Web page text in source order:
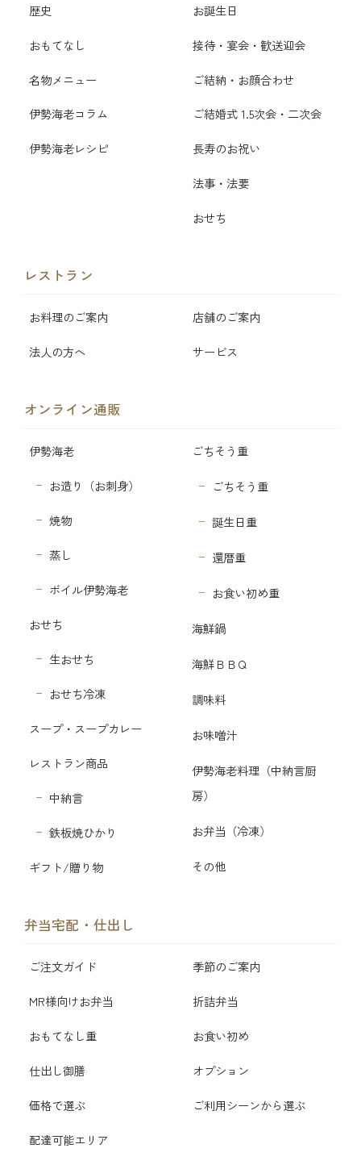
歴史
おもてなし
名物メニュー
伊勢海老コラム
伊勢海老レシピ
お誕生日
接待・宴会・歓送迎会
ご結納・お顔合わせ
ご結婚式 1.5次会・二次会
長寿のお祝い
法事・法要
おせち
レストラン
お料理のご案内 店舗のご案内
法人の方へ サービス
オンライン通販
伊勢海老
お造り（お刺身）
焼物
蒸し
ボイル伊勢海老
おせち
生おせち
おせち冷凍
スープ・スープカレー
レストラン商品
中納言
鉄板焼ひかり
ギフト/贈り物
ごちそう重
ごちそう重
誕生日重
還暦重
お食い初め重
海鮮鍋
海鮮ＢＢＱ
調味料
お味噌汁
伊勢海老料理（中納言厨
房）
お弁当（冷凍）
その他
弁当宅配・仕出し
ご注文ガイド 季節のご案内
MR様向けお弁当 折詰弁当
おもてなし重 お食い初め
仕出し御膳 オプション
価格で選ぶ ご利用シーンから選ぶ
配達可能エリア